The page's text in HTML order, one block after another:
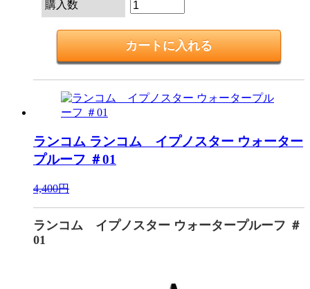
購入数
ランコム ランコム イプノスター ウォーター
プルーフ ＃01
4,400円
ランコム イプノスター ウォータープルーフ ＃
01